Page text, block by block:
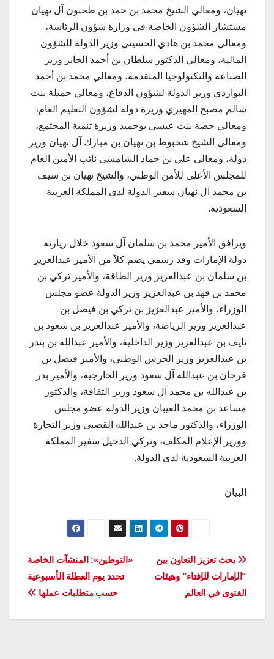
نهيان، ومعالي الشيخ محمد بن حمد بن طحنون آل نهيان
مستشار الشؤون الخاصة في وزارة شؤون الرئاسة،
ومعالي محمد بن هادي الحسيني وزير الدولة للشؤون
المالية، ومعالي الدكتور سلطان بن أحمد الجابر وزير
الصناعة والتكنولوجيا المتقدمة، ومعالي محمد بن أحمد
البواردي وزير الدولة لشؤون الدفاع، ومعالي جميلة بنت
سالم مصبح المهيري وزيرة دولة لشؤون التعليم العام،
ومعالي حصة بنت عيسى بوحميد وزيرة تنمية المجتمع،
ومعالي الشيخ شخبوط بن نهيان بن مبارك آل نهيان وزير
دولة، ومعالي علي بن حماد الشامسي نائب الأمين العام
للمجلس الأعلى للأمن الوطني، والشيخ نهيان بن سيف
بن محمد آل نهيان سفير الدولة لدى المملكة العربية
السعودية.
ويرافق الأمير محمد بن سلمان آل سعود خلال زيارته
دولة الإمارات وفد رسمي يضم كلاً من الأمير عبدالعزيز
بن سلمان بن عبدالعزيز وزير الطاقة، والأمير تركي بن
محمد بن فهد بن عبدالعزيز وزير الدولة عضو مجلس
الوزراء، والأمير عبدالعزيز بن تركي بن فيصل بن
عبدالعزيز وزير الرياضة، والأمير عبدالعزيز بن سعود بن
نايف بن عبدالعزيز وزير الداخلية، والأمير عبدالله بن بندر
بن عبدالعزيز وزير الحرس الوطني، والأمير فيصل بن
فرحان بن عبدالله آل سعود وزير الخارجية، والأمير بدر
بن عبدالله بن محمد آل سعود وزير الثقافة، والدكتور
مساعد بن محمد العيبان وزير الدولة عضو مجلس
الوزراء، والدكتور ماجد بن عبدالله القصبي وزير التجارة
ووزير الإعلام المكلف، وتركي الدخيل سفير المملكة
العربية السعودية لدى الدولة.
البيان
تصفّح
المقالات
«التوطين»: المنشآت الخاصة
تحدد يوم العطلة الأسبوعية
حسب متطلبات عملها
بحث تعزيز التعاون بين
“الإمارات للإفتاء” وهيئات
الفتوى في العالم